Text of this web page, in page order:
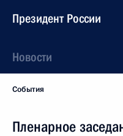
Президент России
Новости
События
Пленарное